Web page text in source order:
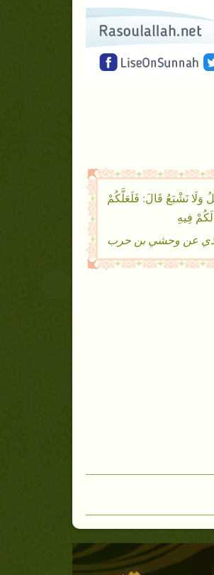
وَلَا نَشْبَعُ قَالَ: فَلَعَلَّكُمْ
فِيهِ
عن وحشي بن حرب